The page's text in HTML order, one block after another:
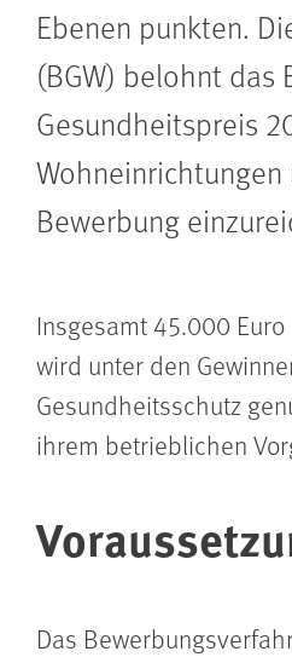
Ebenen punkten.
(BGW) belohnt
Gesundheitspreis
Bewerbung
Insgesamt 45.000
wird unter den
Gesundheitsschutz
ihrem betrieblichen
Das